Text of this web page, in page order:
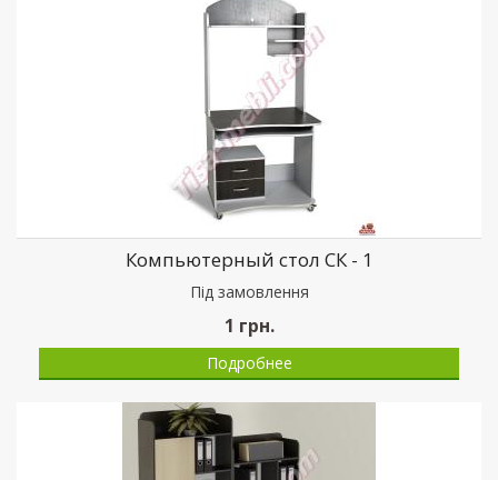
Компьютерный стол СК - 1
Пiд замовлення
1 грн.
Подробнее